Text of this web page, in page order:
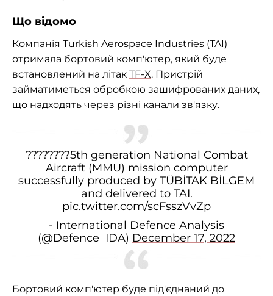
Що відомо
Компанія Turkish Aerospace Industries (TAI)
отримала бортовий комп'ютер, який буде
встановлений на літак TF-X. Пристрій
займатиметься обробкою зашифрованих даних,
що надходять через різні канали зв'язку.
????????5th generation National Combat
Aircraft (MMU) mission computer
successfully produced by TÜBİTAK BİLGEM
and delivered to TAI.
pic.twitter.com/scFsszVvZp
- International Defence Analysis
(@Defence_IDA) December 17, 2022
Бортовий комп'ютер буде під'єднаний до